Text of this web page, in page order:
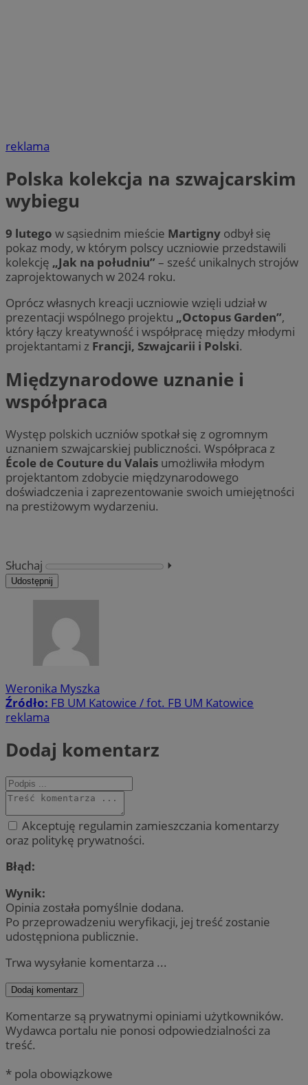
reklama
Polska kolekcja na szwajcarskim
wybiegu
9 lutego w sąsiednim mieście Martigny odbył się
pokaz mody, w którym polscy uczniowie przedstawili
kolekcję „Jak na południu” – sześć unikalnych strojów
zaprojektowanych w 2024 roku.
Oprócz własnych kreacji uczniowie wzięli udział w
prezentacji wspólnego projektu „Octopus Garden”,
który łączy kreatywność i współpracę między młodymi
projektantami z Francji, Szwajcarii i Polski.
Międzynarodowe uznanie i
współpraca
Występ polskich uczniów spotkał się z ogromnym
uznaniem szwajcarskiej publiczności. Współpraca z
École de Couture du Valais umożliwiła młodym
projektantom zdobycie międzynarodowego
doświadczenia i zaprezentowanie swoich umiejętności
na prestiżowym wydarzeniu.
Słuchaj ⏵︎
Udostępnij
Weronika Myszka
Źródło: FB UM Katowice / fot. FB UM Katowice
reklama
Dodaj komentarz
Akceptuję regulamin zamieszczania komentarzy
oraz politykę prywatności.
Błąd:
Wynik:
Opinia została pomyślnie dodana.
Po przeprowadzeniu weryfikacji, jej treść zostanie
udostępniona publicznie.
Trwa wysyłanie komentarza ...
Dodaj komentarz
Komentarze są prywatnymi opiniami użytkowników.
Wydawca portalu nie ponosi odpowiedzialności za
treść.
* pola obowiązkowe